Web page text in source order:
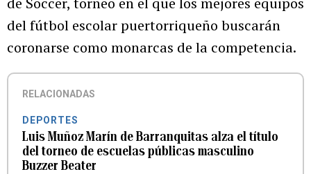
del fútbol escolar puertorriqueño buscarán
coronarse como monarcas de la competencia.
RELACIONADAS
DEPORTES
Luis Muñoz Marín de Barranquitas alza el título
del torneo de escuelas públicas masculino
Buzzer Beater